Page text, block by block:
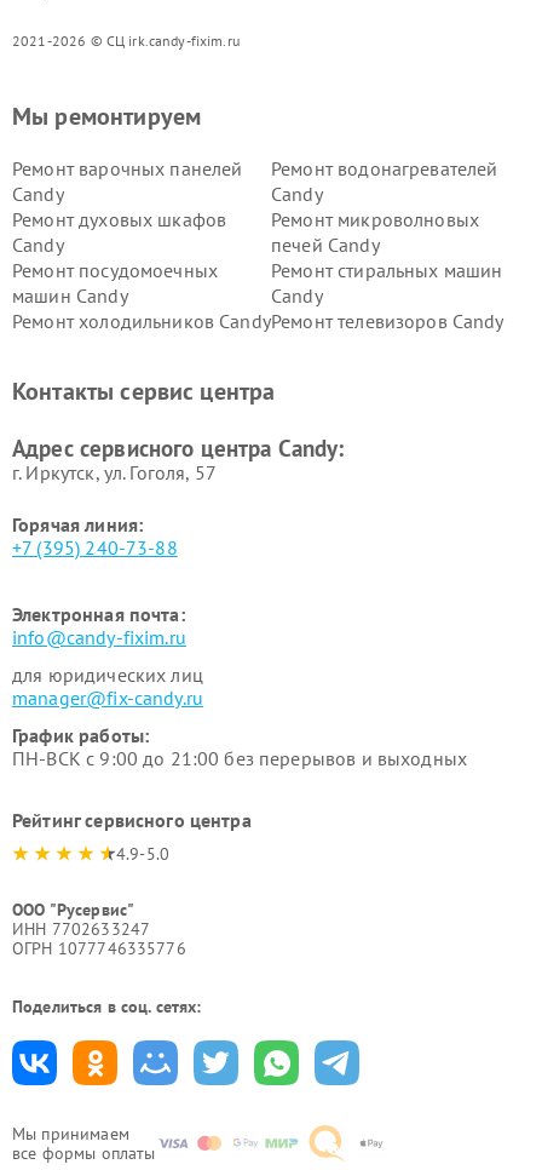
2021-2026 © СЦ irk.candy-fixim.ru
Мы принимаем
все формы оплаты
Мы ремонтируем
Ремонт варочных панелей
Candy
Ремонт водонагревателей
Candy
Ремонт духовых шкафов
Candy
Ремонт микроволновых
печей Candy
Ремонт посудомоечных
машин Candy
Ремонт стиральных машин
Candy
Ремонт холодильников CandyРемонт телевизоров Candy
Контакты сервис центра
Адрес сервисного центра Candy:
г. Иркутск, ул. ​Гоголя, 57
Горячая линия:
+7 (395) 240-73-88
Электронная почта:
info@candy-fixim.ru
для юридических лиц
manager@fix-candy.ru
График работы:
ПН-ВСК с 9:00 до 21:00 без перерывов и выходных
Рейтинг сервисного центра
4.9-5.0
ООО "Русервис"
ИНН 7702633247
ОГРН 1077746335776
Поделиться в соц. сетях: